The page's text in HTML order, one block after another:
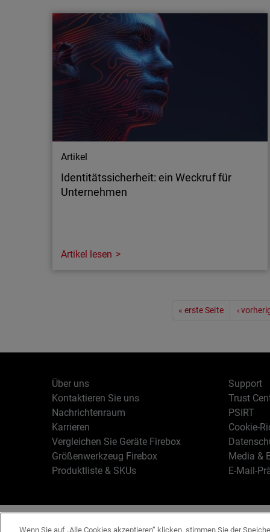
Anfang November haben WatchGuard
Technologies, weltweit führender Anbieter von
Unified Cybersecurity, und das
dahinterstehende Private-Equity-Unternehmen
Vector Capital die Berufung von Joe
Smolarski als neuen CEO bekanntgegeben.
Vats Srivatsan, der seit Mai 2025 als Interims-
CEO fungierte, bleibt…
Artikel
Identitätssicherheit: ein Weckruf für
Unternehmen
Identitätssicherheit: ein Weckruf für
Osterman zeigen, dass Unternehmen zu wenig
identitätsbasierter Bedrohungen ergreifen.
Artikel lesen
« erste Seite ‹
Über uns
Kontaktieren Sie uns
Nachrichtenraum
Karrieren
Vergleichen Sie Geräte Firebox
Größenwerkzeug Firebox
Produktliste & SKUs
Support
Trust
PSIRT
Cookie-
Media &
E-Mail-
Copyright ©
Wenn Sie auf „Alle Cookies akzeptieren“ klicken, stimmen Sie der